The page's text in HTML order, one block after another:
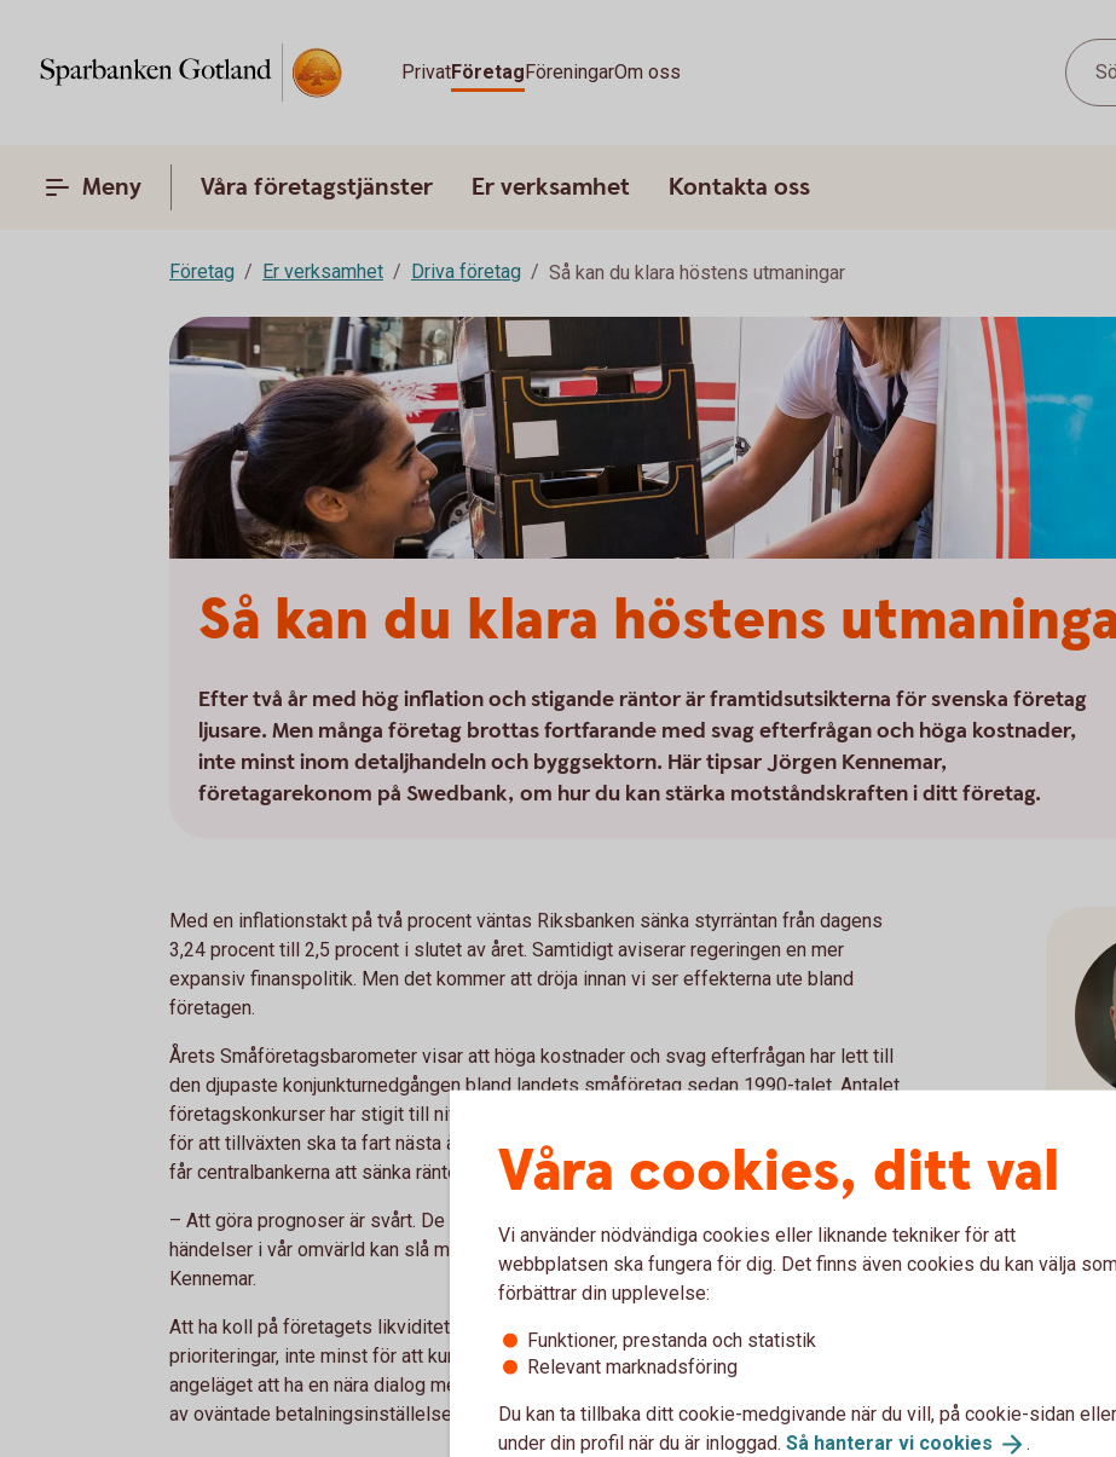
PrivatFöretagFöreningarOm oss
Meny Våra företagstjänster Er verksamhet Kontakta oss
Företag Er verksamhet Driva företag Så kan du klara höstens utmaningar
Så kan du klara höstens
Efter två år med hög inflation och stigande räntor är framtidsutsikterna för svenska företag
ljusare. Men många företag brottas fortfarande med svag efterfrågan och höga kostnader,
inte minst inom detaljhandeln och byggsektorn. Här tipsar Jörgen Kennemar,
företagarekonom på Swedbank, om hur du kan stärka motståndskraften i ditt företag.
Med en inflationstakt på två procent väntas Riksbanken sänka styrräntan från dagens
3,24 procent till 2,5 procent i slutet av året. Samtidigt aviserar regeringen en mer
expansiv finanspolitik. Men det kommer att dröja innan vi ser effekterna ute bland
företagen.
Årets Småföretagsbarometer visar att höga kostnader och svag efterfrågan har lett till
den djupaste konjunkturnedgången bland landets småföretag sedan 1990-talet. Antalet
företagskonkurser har stigit till nivåer som vi inte har sett på decennier. En förutsättning
för att tillväxten ska ta fart nästa år är att den expansiva finanspolitiken verkligen
får centralbankerna att sänka räntorna.
– Att göra prognoser är svårt. De senaste åren har vi sett hur hårt stora, oväntade
händelser i vår omvärld kan slå mot svensk ekonomi och svenska företag, säger Jörgen
Kennemar.
Att ha koll på företagets likviditet och bygga upp ett buffertsparande är alltid viktiga
prioriteringar, inte minst för att kunna hantera oväntade händelser. Men det är också
angeläget att ha en nära dialog med kunder och leverantörer så att man inte överraskas
av oväntade betalningsinställelser.
Våra cookies, ditt val
Vi använder nödvändiga cookies eller liknande tekniker för att
webbplatsen ska fungera för dig. Det finns även cookies du kan välja
förbättrar din upplevelse:
Funktioner, prestanda och statistik
Relevant marknadsföring
Du kan ta tillbaka ditt cookie-medgivande när du vill, på cookie-sidan eller
under din profil när du är inloggad. Så hanterar vi cookies .